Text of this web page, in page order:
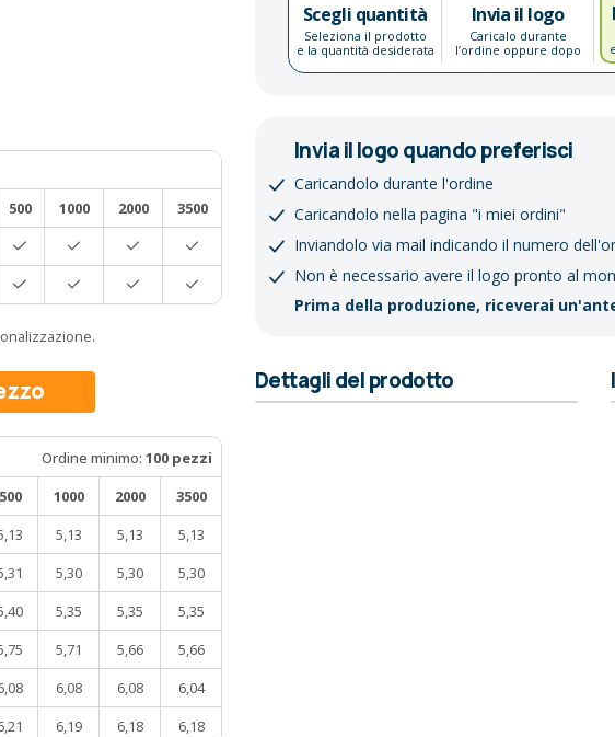
Scegli quantità
Seleziona il prodotto
e la quantità desiderata
Invia il logo
Caricalo durante
l’ordine oppure dopo
500 1000 2000
3500
Ordine minimo: 100 pezzi
500 1000 2000
3500
5,13 5,13
5,13
5,30 5,30
5,30
5,35 5,35
5,35
5,71 5,66
5,66
6,08 6,08
6,04
6,19 6,18 6,18
Invia il logo quando preferisci
Caricandolo durante l'ordine
Caricandolo nella pagina "i miei ordini"
Inviandolo via mail indicando il numero
Non è necessario avere il logo pronto al
Prima della produzione, riceverai
Dettagli del prodotto